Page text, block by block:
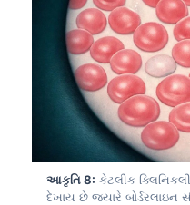
આકૃતિ 8: કેટલીક
દેખાય છે જ્યારે
Русский
Lietuvių kalba
Polski
한국어
Slovenščina
Magyar
Shqip